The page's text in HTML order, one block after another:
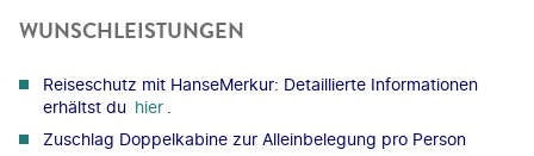
WUNSCHLEISTUNGEN
Reiseschutz mit HanseMerkur: Detaillierte Informationen
erhältst du hier
Zuschlag Doppelkabine zur Alleinbelegung pro Person